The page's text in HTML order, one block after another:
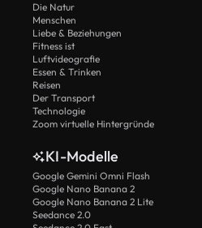
Die Natur
Menschen
Liebe & Beziehungen
Fitness ist
Luftvideografie
Essen & Trinken
Reisen
Der Transport
Technologie
Zoom virtuelle Hintergründe
KI-Modelle
Google Gemini Omni Flash
Google Nano Banana 2
Google Nano Banana 2 Lite
Seedance 2.0